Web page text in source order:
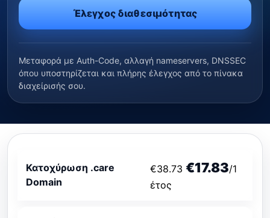
Έλεγχος διαθεσιμότητας
Μεταφορά με Auth-Code, αλλαγή nameservers, DNSSEC
όπου υποστηρίζεται και πλήρης έλεγχος από το πίνακα
διαχείρισής σου.
Κατοχύρωση .care
Domain
€38.73 €17.83/1
έτος